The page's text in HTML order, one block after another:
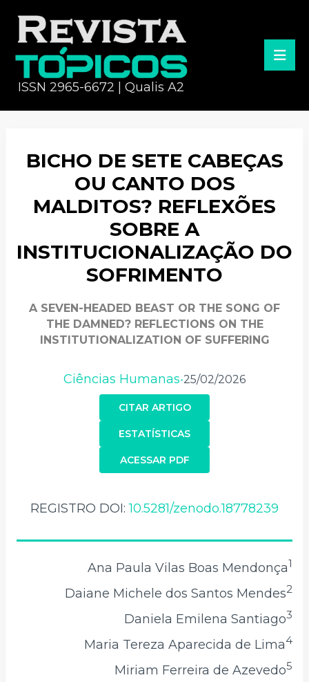
ISSN 2965-6672 | Qualis A2
BICHO DE SETE CABEÇAS
OU CANTO DOS
MALDITOS? REFLEXÕES
SOBRE A
INSTITUCIONALIZAÇÃO DO
SOFRIMENTO
A SEVEN-HEADED BEAST OR THE SONG OF
THE DAMNED? REFLECTIONS ON THE
INSTITUTIONALIZATION OF SUFFERING
Ciências Humanas•25/02/2026
CITAR ARTIGO
ACESSAR PDF
ESTATÍSTICAS
REGISTRO DOI:10.5281/zenodo.18778239
Ana Paula Vilas Boas Mendonça1
Daiane Michele dos Santos Mendes2
Daniela Emilena Santiago3
Maria Tereza Aparecida de Lima4
Miriam Ferreira de Azevedo5